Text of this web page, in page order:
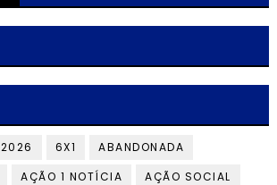
2026 6X1
ABANDONADA
AÇÃO 1 NOTÍCIA
AÇÃO SOCIAL